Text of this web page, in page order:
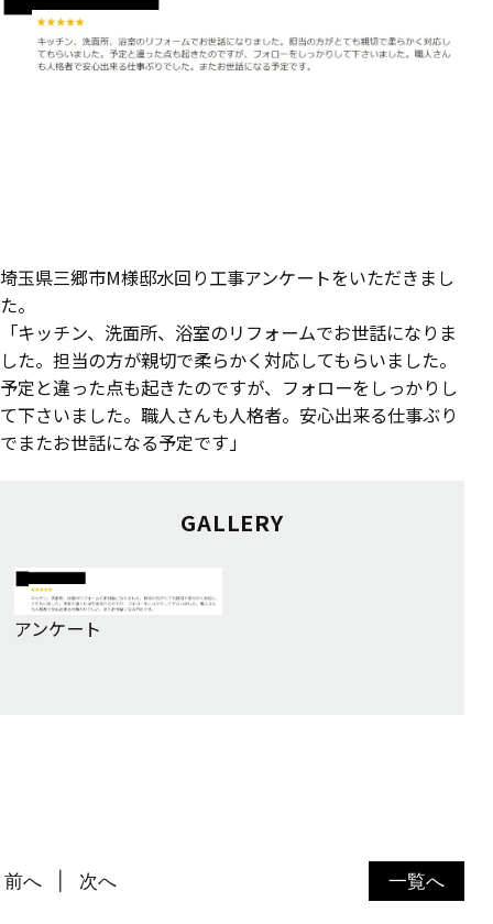
埼玉県三郷市M様邸水回り工事アンケートをいただきまし
た。
「キッチン、洗面所、浴室のリフォームでお世話になりま
した。担当の方が親切で柔らかく対応してもらいました。
予定と違った点も起きたのですが、フォローをしっかりし
て下さいました。職人さんも人格者。安心出来る仕事ぶり
でまたお世話になる予定です」
GALLERY
アンケート
一覧へ
前へ 次へ